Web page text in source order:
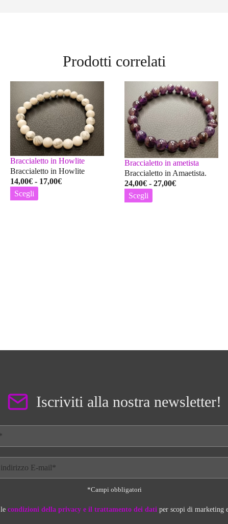
Prodotti correlati
Braccialetto in Howlite
Braccialetto in Howlite
14,00€ - 17,00€Fascia
Scegli
Braccialetto in ametista
Braccialetto in Amaetista.
24,00€ - 27,00€Fascia
Scegli
Iscriviti alla nostra newsletter!
*Campi obbligatori
condizioni della privacy e il trattamento dei dati per scopi di marketing